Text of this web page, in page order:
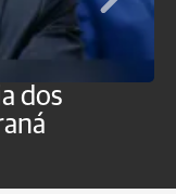
dos